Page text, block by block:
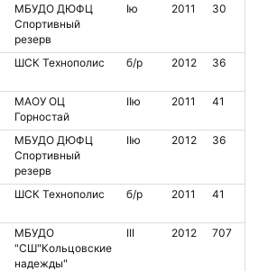
МБУДО ДЮФЦ
Спортивный
резерв
Iю 2011 30
ШСК Технополис б/р 2012 36
МАОУ ОЦ
Горностай
IIю 2011 41
МБУДО ДЮФЦ
Спортивный
резерв
IIю 2012 36
ШСК Технополис б/р 2011 41
МБУДО
"СШ"Кольцовские
надежды"
III 2012 707